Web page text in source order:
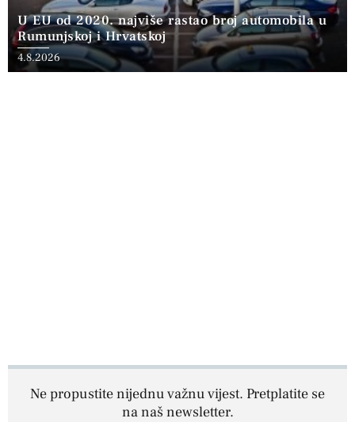
U EU od 2020. najviše rastao broj automobila u
Rumunjskoj i Hrvatskoj
4.8.2026
Ne propustite nijednu važnu vijest. Pretplatite se
na naš newsletter.